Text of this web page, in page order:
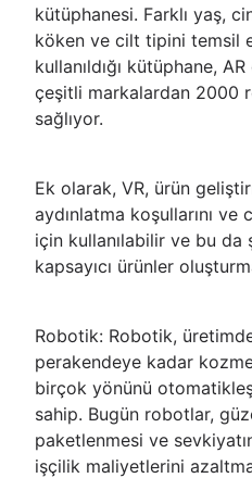
kütüphanesi. Farklı yaş,
köken ve cilt tipini temsil
kullanıldığı kütüphane,
çeşitli markalardan 2000
sağlıyor.
Ek olarak, VR, ürün
aydınlatma koşullarını
için kullanılabilir ve bu
kapsayıcı ürünler
Robotik: Robotik,
perakendeye kadar
birçok yönünü
sahip. Bugün robotlar,
paketlenmesi ve
işçilik maliyetlerini